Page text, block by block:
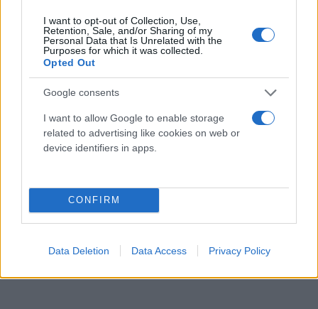
I want to opt-out of Collection, Use,
Retention, Sale, and/or Sharing of my
Personal Data that Is Unrelated with the
Purposes for which it was collected.
Opted Out
Google consents
I want to allow Google to enable storage
related to advertising like cookies on web or
device identifiers in apps.
CONFIRM
Data Deletion Data Access Privacy Policy
Αν και η Αίγυπτος αποφεύγει -ακόμα και σε επίπεδο
διατυπώσεων- να αναφερθεί στο ιδιοκτησιακό
καθεστώς της Μονής και των 25 έγγειων
ιδιοκτησιών που η δικαστική απόφαση αφαιρεί από
την ιδιοκτησία της μεταβιβάζοντάς τες ως
προστατευόμενους τόπους φυσικού κάλλους στο
αιγυπτιακό κράτος, σε επίπεδο δηλώσεων επιμένει
Σίσι για την πλήρη δέσμευση της Αιγύπτου στην
προστασία της Μονής, ως αντανάκλαση των
αιγυπτιακών αξιών ανοχής.